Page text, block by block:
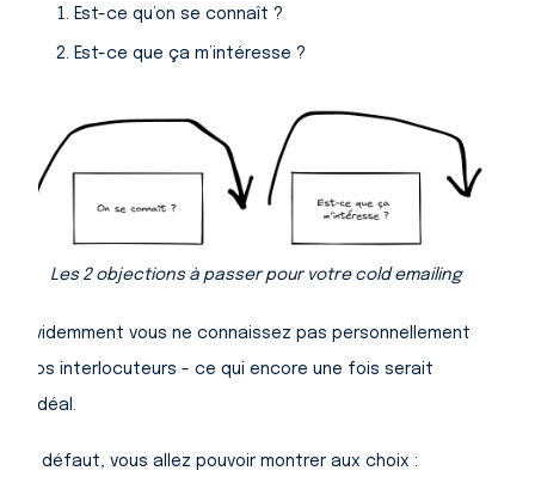
Est-ce qu’on se connaît ?
Est-ce que ça m’intéresse ?
Les 2 objections à passer pour votre cold emailing
Évidemment vous ne connaissez pas personnellement
vos interlocuteurs - ce qui encore une fois serait
l’idéal.
A défaut, vous allez pouvoir montrer aux choix :